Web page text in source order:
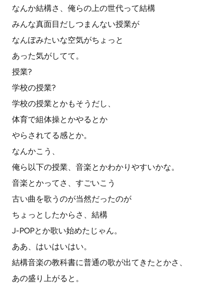
なんか結構さ、俺らの上の世代って結構
みんな真面目だしつまんない授業が
なんぼみたいな空気がちょっと
あった気がしてて。
授業?
学校の授業?
学校の授業とかもそうだし、
体育で組体操とかやるとか
やらされてる感とか。
なんかこう、
俺ら以下の授業、音楽とかわかりやすいかな。
音楽とかってさ、すごいこう
古い曲を歌うのが当然だったのが
ちょっとしたからさ、結構
J-POPとか歌い始めたじゃん。
ああ、はいはいはい。
結構音楽の教科書に普通の歌が出てきたとかさ、
あの盛り上がると。